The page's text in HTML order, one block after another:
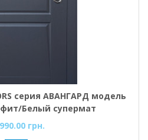
серия АВАНГАРД модель
Белый супермат
грн.